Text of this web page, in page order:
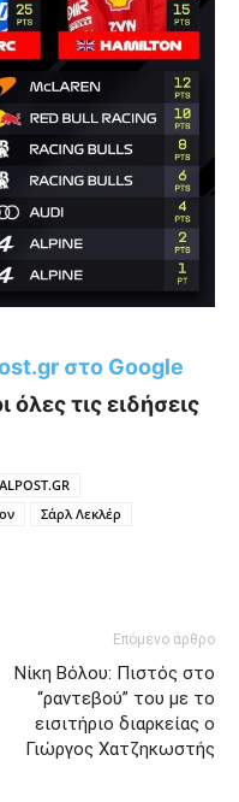
στο Google
τις ειδήσεις
Σάρλ Λεκλέρ
Επόμενο άρθρο
Νίκη Βόλου: Πιστός στο
“ραντεβού” του με το
εισιτήριο διαρκείας ο
Γιώργος Χατζηκωστής